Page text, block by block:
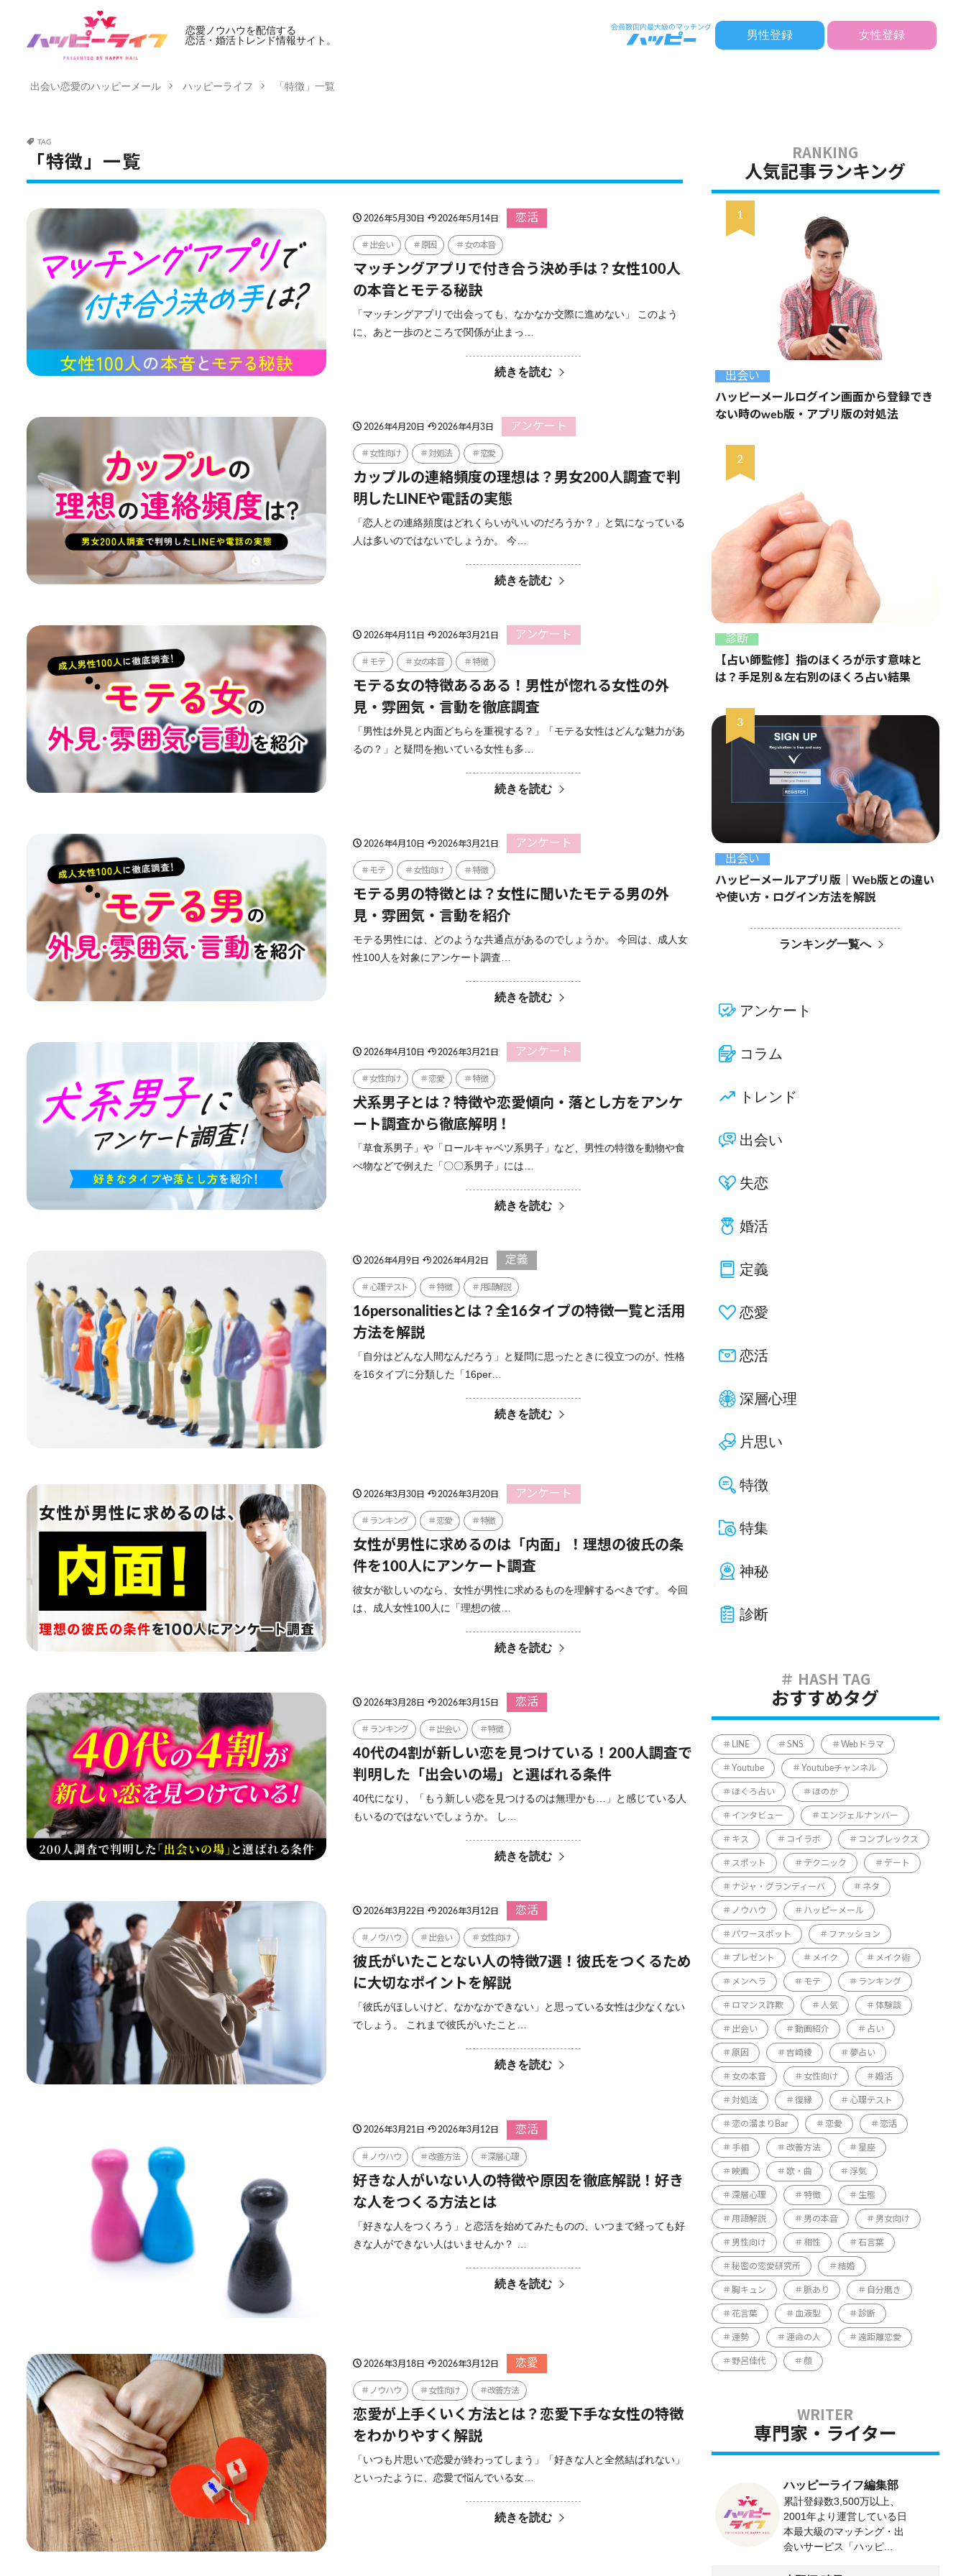
恋愛ノウハウを配信する
恋活・婚活トレンド情報サイト。
男性登録 女性登録
出会い恋愛のハッピーメール ハッピーライフ 「特徴」一覧
TAG
「特徴」一覧
2026年5月30日 2026年5月14日 恋活
出会い 原因 女の本音
マッチングアプリで付き合う決め手は？女性100人
の本音とモテる秘訣
「マッチングアプリで出会っても、なかなか交際に進めない」 このよう
に、あと一歩のところで関係が止まっ…
続きを読む
2026年4月20日 2026年4月3日 アンケート
女性向け 対処法 恋愛
カップルの連絡頻度の理想は？男女200人調査で判
明したLINEや電話の実態
「恋人との連絡頻度はどれくらいがいいのだろうか？」と気になっている
人は多いのではないでしょうか。 今…
続きを読む
2026年4月11日 2026年3月21日 アンケート
モテ 女の本音 特徴
モテる女の特徴あるある！男性が惚れる女性の外
見・雰囲気・言動を徹底調査
「男性は外見と内面どちらを重視する？」「モテる女性はどんな魅力があ
るの？」と疑問を抱いている女性も多…
続きを読む
2026年4月10日 2026年3月21日 アンケート
モテ 女性向け 特徴
モテる男の特徴とは？女性に聞いたモテる男の外
見・雰囲気・言動を紹介
モテる男性には、どのような共通点があるのでしょうか。 今回は、成人女
性100人を対象にアンケート調査…
続きを読む
2026年4月10日 2026年3月21日 アンケート
女性向け 恋愛 特徴
犬系男子とは？特徴や恋愛傾向・落とし方をアンケ
ート調査から徹底解明！
「草食系男子」や「ロールキャベツ系男子」など、男性の特徴を動物や食
べ物などで例えた「〇〇系男子」には…
続きを読む
2026年4月9日 2026年4月2日 定義
心理テスト 特徴 用語解説
16personalitiesとは？全16タイプの特徴一覧と活用
方法を解説
「自分はどんな人間なんだろう」と疑問に思ったときに役立つのが、性格
を16タイプに分類した「16per…
続きを読む
2026年3月30日 2026年3月20日 アンケート
ランキング 恋愛 特徴
女性が男性に求めるのは「内面」！理想の彼氏の条
件を100人にアンケート調査
彼女が欲しいのなら、女性が男性に求めるものを理解するべきです。 今回
は、成人女性100人に「理想の彼…
続きを読む
2026年3月28日 2026年3月15日 恋活
ランキング 出会い 特徴
40代の4割が新しい恋を見つけている！200人調査で
判明した「出会いの場」と選ばれる条件
40代になり、「もう新しい恋を見つけるのは無理かも…」と感じている人
もいるのではないでしょうか。 し…
続きを読む
2026年3月22日 2026年3月12日 恋活
ノウハウ 出会い 女性向け
彼氏がいたことない人の特徴7選！彼氏をつくるため
に大切なポイントを解説
「彼氏がほしいけど、なかなかできない」と思っている女性は少なくない
でしょう。 これまで彼氏がいたこと…
続きを読む
2026年3月21日 2026年3月12日 恋活
ノウハウ 改善方法 深層心理
好きな人がいない人の特徴や原因を徹底解説！好き
な人をつくる方法とは
「好きな人をつくろう」と恋活を始めてみたものの、いつまで経っても好
きな人ができない人はいませんか？ …
続きを読む
2026年3月18日 2026年3月12日 恋愛
ノウハウ 女性向け 改善方法
恋愛が上手くいく方法とは？恋愛下手な女性の特徴
をわかりやすく解説
「いつも片思いで恋愛が終わってしまう」「好きな人と全然結ばれない」
といったように、恋愛で悩んでいる女…
続きを読む
人気記事ランキング
出会い
ハッピーメールログイン画面から登録でき
ない時のweb版・アプリ版の対処法
診断
【占い師監修】指のほくろが示す意味と
は？手足別＆左右別のほくろ占い結果
出会い
ハッピーメールアプリ版｜Web版との違い
や使い方・ログイン方法を解説
ランキング一覧へ
アンケート
コラム
トレンド
出会い
失恋
婚活
定義
恋愛
恋活
深層心理
片思い
特徴
特集
神秘
診断
おすすめタグ
LINE SNS Webドラマ
Youtube Youtubeチャンネル
ほくろ占い ほのか
インタビュー エンジェルナンバー
キス コイラボ コンプレックス
スポット テクニック デート
ナジャ・グランディーバ ネタ
ノウハウ ハッピーメール
パワースポット ファッション
プレゼント メイク メイク術
メンヘラ モテ ランキング
ロマンス詐欺 人気 体験談
出会い 動画紹介 占い
原因 吉崎綾 夢占い
女の本音 女性向け 婚活
対処法 復縁 心理テスト
恋の溜まりBar 恋愛 恋活
手相 改善方法 星座
映画 歌・曲 浮気
深層心理 特徴 生態
用語解説 男の本音 男女向け
男性向け 相性 石言葉
秘密の恋愛研究所 結婚
胸キュン 脈あり 自分磨き
花言葉 血液型 診断
運勢 運命の人 遠距離恋愛
野呂佳代 顔
専門家・ライター
ハッピーライフ編集部
累計登録数3,500万以上、
2001年より運営している日
本最大級のマッチング・出
会いサービス「ハッピ...